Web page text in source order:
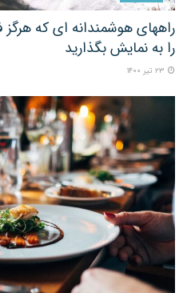
راههای هوشمندانه ای که
را به نمایش بگذارید